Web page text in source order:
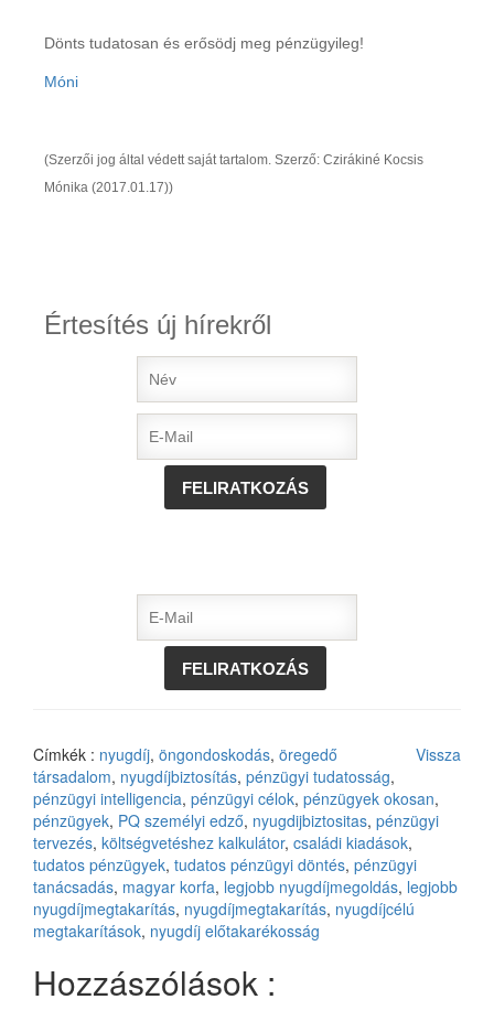
Dönts tudatosan és erősödj meg pénzügyileg!
Móni
(Szerzői jog által védett saját tartalom. Szerző: Czirákiné Kocsis
Mónika (2017.01.17))
Értesítés új hírekről
Vissza
Címkék : nyugdíj, öngondoskodás, öregedő
társadalom, nyugdíjbiztosítás, pénzügyi tudatosság,
pénzügyi intelligencia, pénzügyi célok, pénzügyek okosan,
pénzügyek, PQ személyi edző, nyugdijbiztositas, pénzügyi
tervezés, költségvetéshez kalkulátor, családi kiadások,
tudatos pénzügyek, tudatos pénzügyi döntés, pénzügyi
tanácsadás, magyar korfa, legjobb nyugdíjmegoldás, legjobb
nyugdíjmegtakarítás, nyugdíjmegtakarítás, nyugdíjcélú
megtakarítások, nyugdíj előtakarékosság
Hozzászólások :